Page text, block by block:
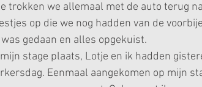
trokken we allemaal met de auto terug
op die we nog hadden van de
gedaan en alles opgekuist.
stage plaats, Lotje en ik hadden
Eenmaal aangekomen op mijn